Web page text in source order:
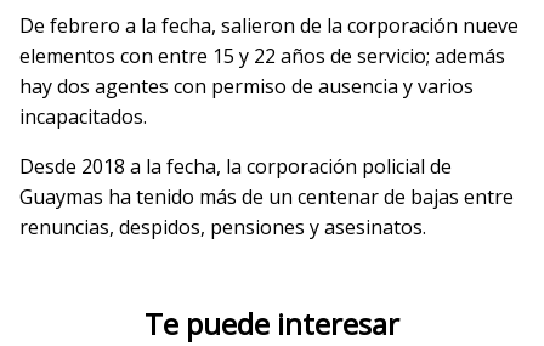
De febrero a la fecha, salieron de la corporación nueve
elementos con entre 15 y 22 años de servicio; además
hay dos agentes con permiso de ausencia y varios
incapacitados.
Desde 2018 a la fecha, la corporación policial de
Guaymas ha tenido más de un centenar de bajas entre
renuncias, despidos, pensiones y asesinatos.
Te puede interesar